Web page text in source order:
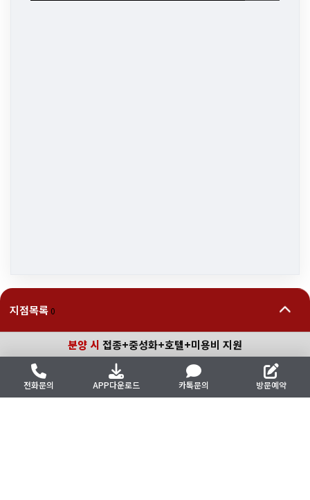
지점목록 0
검색
분양 시 접종+중성화+호텔+미용비 지원
전화문의 APP다운로드 카톡문의 방문예약
동물이 행복한 세상